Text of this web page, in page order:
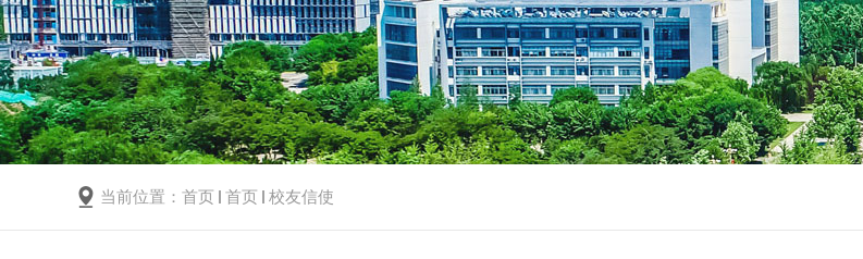
当前位置： 首页 首页 校友信使